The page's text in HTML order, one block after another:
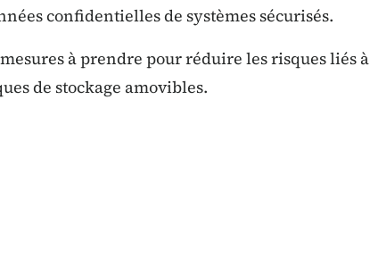
confidentielles de systèmes sécurisés.
à prendre pour réduire les risques liés à
de stockage amovibles.